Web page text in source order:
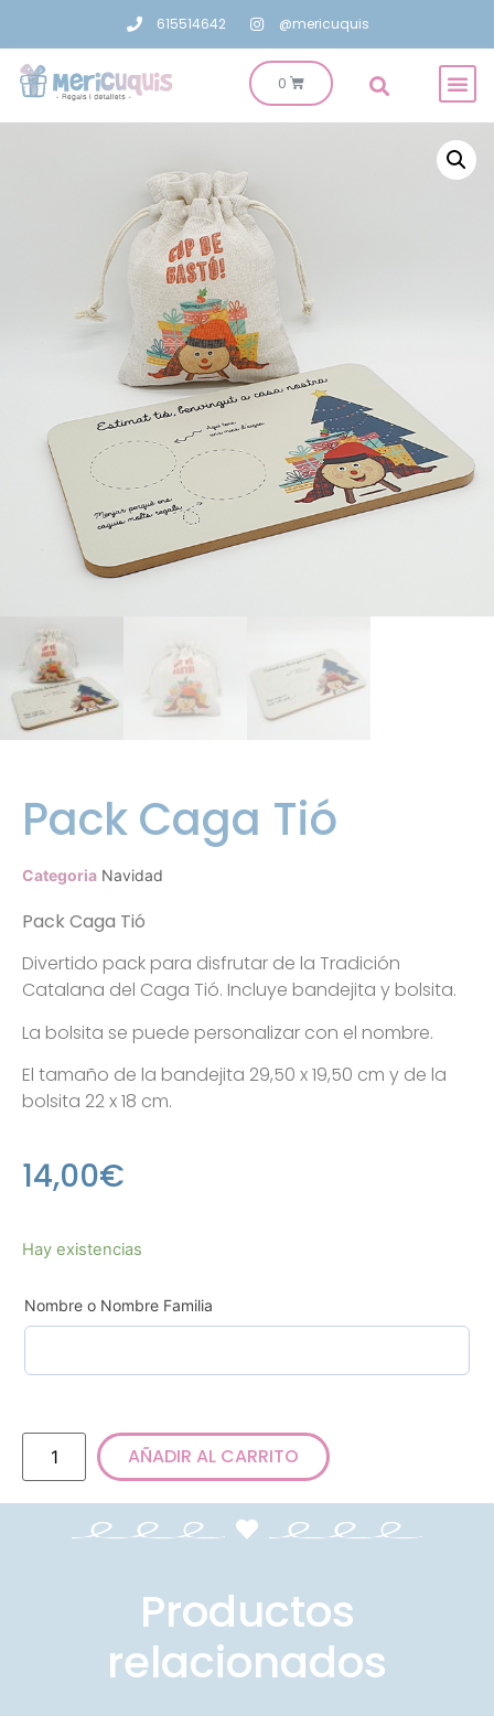
615514642 @mericuquis
Pack Caga Tió
Categoria Navidad
Pack Caga Tió
Divertido pack para disfrutar de la Tradición
Catalana del Caga Tió. Incluye bandejita y bolsita.
La bolsita se puede personalizar con el nombre.
El tamaño de la bandejita 29,50 x 19,50 cm y de la
bolsita 22 x 18 cm.
14,00€
Hay existencias
Nombre o Nombre Familia
AÑADIR AL CARRITO
Productos
relacionados